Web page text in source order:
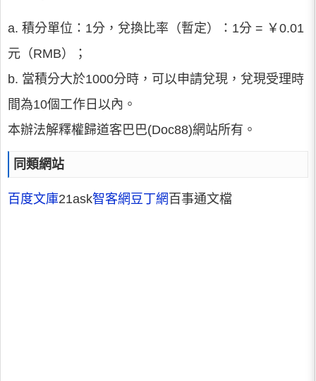
a. 積分單位：1分，兌換比率（暫定）：1分 = ￥0.01
元（RMB）；
b. 當積分大於1000分時，可以申請兌現，兌現受理時
間為10個工作日以內。
本辦法解釋權歸道客巴巴(Doc88)網站所有。
同類網站
百度文庫21ask智客網豆丁網 百事通文檔